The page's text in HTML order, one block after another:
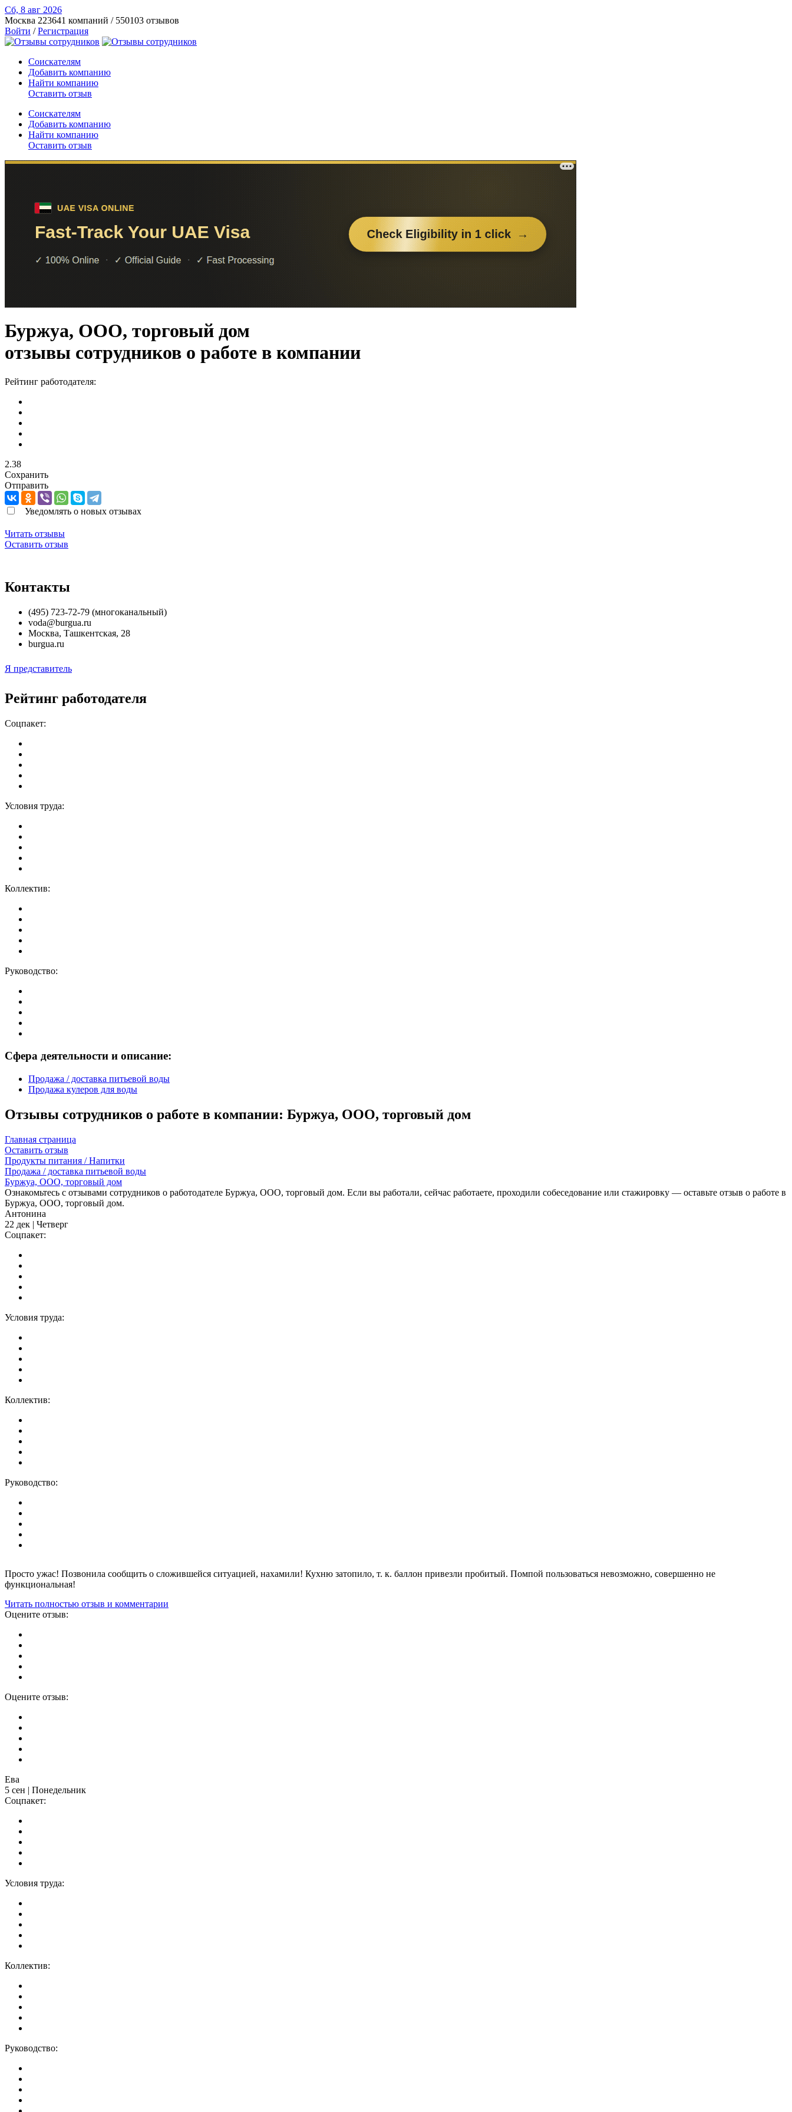
Сб, 8 авг 2026
Москва 223641 компаний / 550103 отзывов
Войти /Регистрация
Соискателям
Добавить компанию
Найти компанию
Оставить отзыв
Соискателям
Добавить компанию
Найти компанию
Оставить отзыв
Буржуа, ООО, торговый дом
отзывы сотрудников о работе в компании
Рейтинг работодателя:
2.38
Сохранить
Отправить
Уведомлять о новых отзывах
Читать отзывы
Оставить отзыв
Контакты
(495) 723-72-79 (многоканальный)
voda@burgua.ru
Москва, Ташкентская, 28
burgua.ru
Я представитель
Рейтинг работодателя
Соцпакет:
Условия труда:
Коллектив:
Руководство:
Сфера деятельности и описание:
Продажа / доставка питьевой воды
Продажа кулеров для воды
Отзывы сотрудников о работе в компании: Буржуа, ООО, торговый дом
Главная страница
Оставить отзыв
Продукты питания / Напитки
Продажа / доставка питьевой воды
Буржуа, ООО, торговый дом
Ознакомьтесь с отзывами сотрудников о работодателе Буржуа, ООО, торговый дом. Если вы работали, сейчас работаете, проходили собеседование или стажировку — оставьте отзыв о работе в
Буржуа, ООО, торговый дом.
Антонина
22 дек | Четверг
Соцпакет:
Условия труда:
Коллектив:
Руководство:
Просто ужас! Позвонила сообщить о сложившейся ситуацией, нахамили! Кухню затопило, т. к. баллон привезли пробитый. Помпой пользоваться невозможно, совершенно не
функциональная!
Читать полностью отзыв и комментарии
Оцените отзыв:
Оцените отзыв:
Ева
5 сен | Понедельник
Соцпакет:
Условия труда:
Коллектив:
Руководство: